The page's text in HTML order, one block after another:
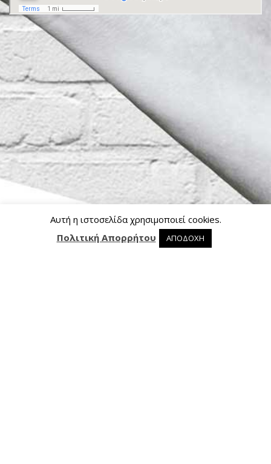
0 0 προϊόντα στο καλάθι
Αυτή η ιστοσελίδα χρησιμοποιεί cookies.
Πολιτική Απορρήτου
ΑΠΟΔΟΧΗ